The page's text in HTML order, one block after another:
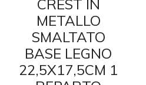
CREST IN
METALLO
SMALTATO
BASE LEGNO
22,5X17,5CM 1